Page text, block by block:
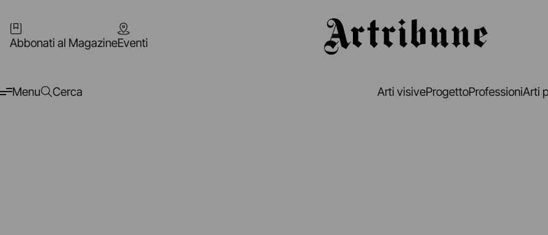
Abbonati al MagazineEventi
Menu Cerca Arti visiveProgettoProfessioniArti